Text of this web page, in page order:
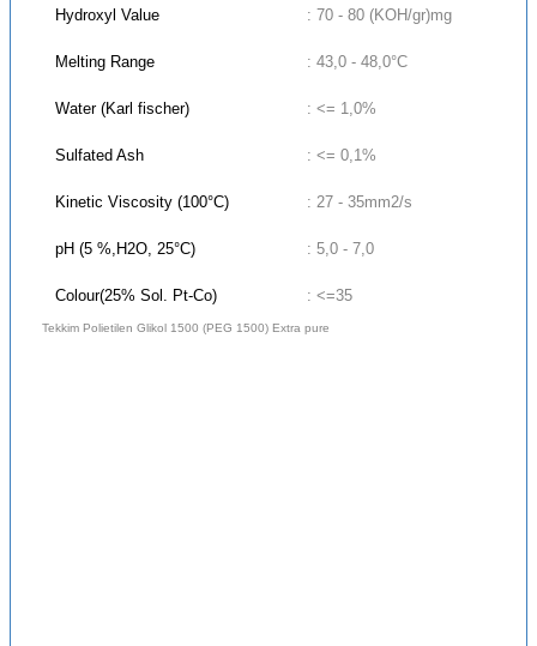
Hydroxyl Value : 70 - 80 (KOH/gr)mg
Melting Range : 43,0 - 48,0°C
Water (Karl fischer) : <= 1,0%
Sulfated Ash : <= 0,1%
Kinetic Viscosity (100°C) : 27 - 35mm2/s
pH (5 %,H2O, 25°C) : 5,0 - 7,0
Colour(25% Sol. Pt-Co) : <=35
Tekkim Polietilen Glikol 1500 (PEG 1500) Extra pure